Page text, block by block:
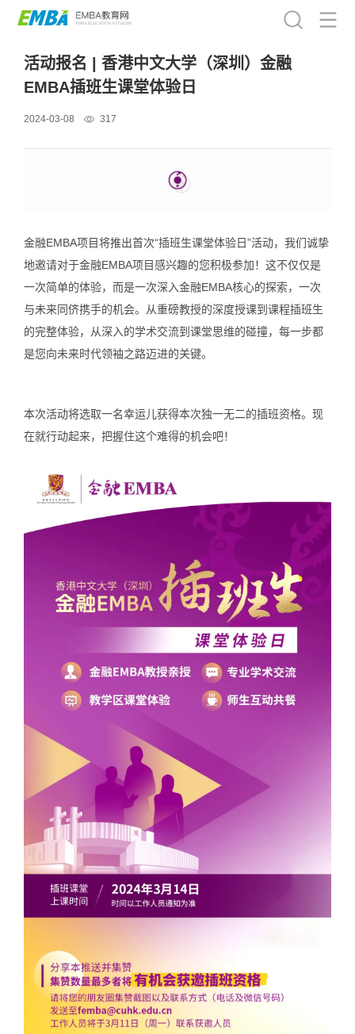
活动报名 | 香港中文大学（深圳）金融
EMBA插班生课堂体验日
2024-03-08 317
金融EMBA项目将推出首次“插班生课堂体验日”活动，我们诚挚
地邀请对于金融EMBA项目感兴趣的您积极参加！这不仅仅是
一次简单的体验，而是一次深入金融EMBA核心的探索，一次
与未来同侪携手的机会。从重磅教授的深度授课到课程插班生
的完整体验，从深入的学术交流到课堂思维的碰撞，每一步都
是您向未来时代领袖之路迈进的关键。
本次活动将选取一名幸运儿获得本次独一无二的插班资格。现
在就行动起来，把握住这个难得的机会吧！